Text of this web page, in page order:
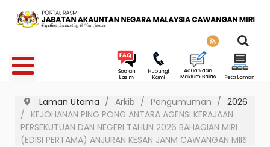
Laman Utama Arkib Pengumuman
2026
KEJOHANAN PING PONG ANTARA AGENSI KERAJAAN
PERSEKUTUAN DAN NEGERI TAHUN 2026 BAHAGIAN MIRI
(EDISI PERTAMA) ANJURAN KESAN JANM CAWANGAN MIRI